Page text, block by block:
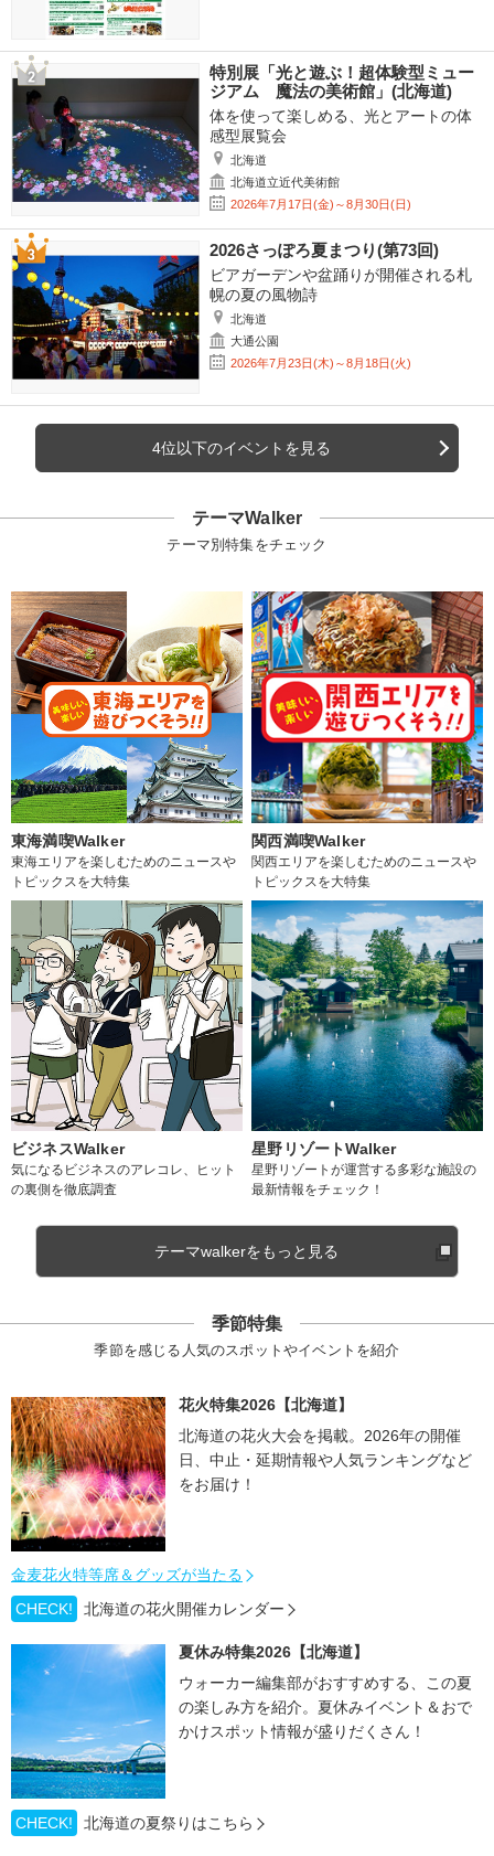
特別展「光と遊ぶ！超体験型ミュー
ジアム 魔法の美術館」(北海道)
体を使って楽しめる、光とアートの体
感型展覧会
北海道
北海道立近代美術館
2026年7月17日(金)～8月30日(日)
2026さっぽろ夏まつり(第73回)
ビアガーデンや盆踊りが開催される札
幌の夏の風物詩
北海道
大通公園
2026年7月23日(木)～8月18日(火)
4位以下のイベントを見る
テーマWalker
テーマ別特集をチェック
東海満喫Walker
東海エリアを楽しむためのニュースや
トピックスを大特集
関西満喫Walker
関西エリアを楽しむためのニュースや
トピックスを大特集
ビジネスWalker
気になるビジネスのアレコレ、ヒット
の裏側を徹底調査
星野リゾートWalker
星野リゾートが運営する多彩な施設の
最新情報をチェック！
テーマwalkerをもっと見る
季節特集
季節を感じる人気のスポットやイベントを紹介
花火特集2026【北海道】
北海道の花火大会を掲載。2026年の開催
日、中止・延期情報や人気ランキングなど
をお届け！
金麦花火特等席＆グッズが当たる
CHECK!
北海道の花火開催カレンダー
夏休み特集2026【北海道】
ウォーカー編集部がおすすめする、この夏
の楽しみ方を紹介。夏休みイベント＆おで
かけスポット情報が盛りだくさん！
CHECK! 北海道の夏祭りはこちら